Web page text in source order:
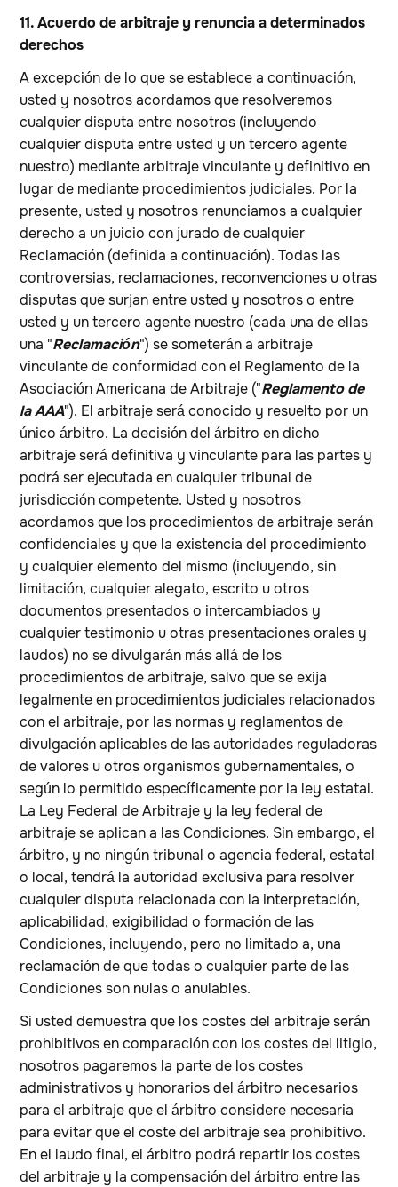
11. Acuerdo de arbitraje y renuncia a determinados
derechos
A excepción de lo que se establece a continuación,
usted y nosotros acordamos que resolveremos
cualquier disputa entre nosotros (incluyendo
cualquier disputa entre usted y un tercero agente
nuestro) mediante arbitraje vinculante y definitivo en
lugar de mediante procedimientos judiciales. Por la
presente, usted y nosotros renunciamos a cualquier
derecho a un juicio con jurado de cualquier
Reclamación (definida a continuación). Todas las
controversias, reclamaciones, reconvenciones u otras
disputas que surjan entre usted y nosotros o entre
usted y un tercero agente nuestro (cada una de ellas
una "Reclamación") se someterán a arbitraje
vinculante de conformidad con el Reglamento de la
Asociación Americana de Arbitraje ("Reglamento de
la AAA"). El arbitraje será conocido y resuelto por un
único árbitro. La decisión del árbitro en dicho
arbitraje será definitiva y vinculante para las partes y
podrá ser ejecutada en cualquier tribunal de
jurisdicción competente. Usted y nosotros
acordamos que los procedimientos de arbitraje serán
confidenciales y que la existencia del procedimiento
y cualquier elemento del mismo (incluyendo, sin
limitación, cualquier alegato, escrito u otros
documentos presentados o intercambiados y
cualquier testimonio u otras presentaciones orales y
laudos) no se divulgarán más allá de los
procedimientos de arbitraje, salvo que se exija
legalmente en procedimientos judiciales relacionados
con el arbitraje, por las normas y reglamentos de
divulgación aplicables de las autoridades reguladoras
de valores u otros organismos gubernamentales, o
según lo permitido específicamente por la ley estatal.
La Ley Federal de Arbitraje y la ley federal de
arbitraje se aplican a las Condiciones. Sin embargo, el
árbitro, y no ningún tribunal o agencia federal, estatal
o local, tendrá la autoridad exclusiva para resolver
cualquier disputa relacionada con la interpretación,
aplicabilidad, exigibilidad o formación de las
Condiciones, incluyendo, pero no limitado a, una
reclamación de que todas o cualquier parte de las
Condiciones son nulas o anulables.
Si usted demuestra que los costes del arbitraje serán
prohibitivos en comparación con los costes del litigio,
nosotros pagaremos la parte de los costes
administrativos y honorarios del árbitro necesarios
para el arbitraje que el árbitro considere necesaria
para evitar que el coste del arbitraje sea prohibitivo.
En el laudo final, el árbitro podrá repartir los costes
del arbitraje y la compensación del árbitro entre las